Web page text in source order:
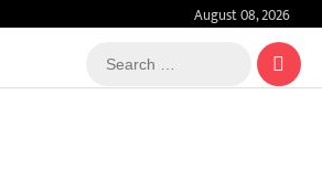
August 08, 2026
Search
…